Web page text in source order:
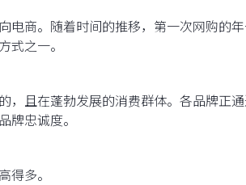
商。随着时间的推移，第一次网购的
之一。
且在蓬勃发展的消费群体。各品牌正
忠诚度。
多。